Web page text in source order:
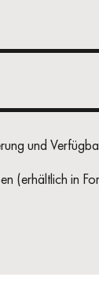
und
(erhältlich in